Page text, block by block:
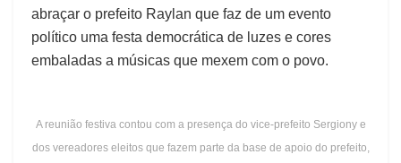
abraçar o prefeito Raylan que faz de um evento
político uma festa democrática de luzes e cores
embaladas a músicas que mexem com o povo.
A reunião festiva contou com a presença do vice-prefeito Sergiony e
dos vereadores eleitos que fazem parte da base de apoio do prefeito,